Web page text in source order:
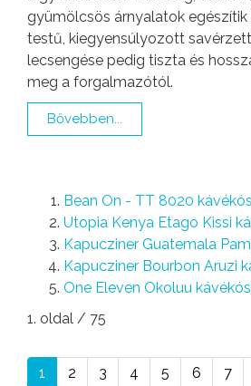
gyümölcsös árnyalatok egészítik
testű, kiegyensúlyozott
lecsengése pedig tiszta és
meg a forgalmazótól.
Bővebben...
Bean On - TT 8020
Utopia Kenya Etago Kissi
Kapucziner Guatemala
Kapucziner Bourbon Aruzi
One Eleven Okoluu
1. oldal / 75
1 2 3 4 5 6 7